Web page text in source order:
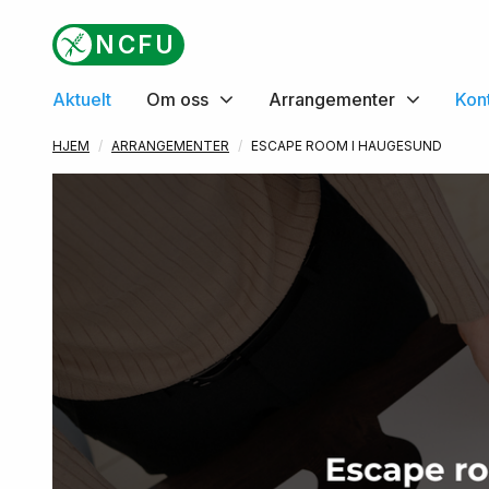
NCFU
Aktuelt Om oss Arrangementer
HJEM ARRANGEMENTER ESCAPE ROOM I HAUGESUND